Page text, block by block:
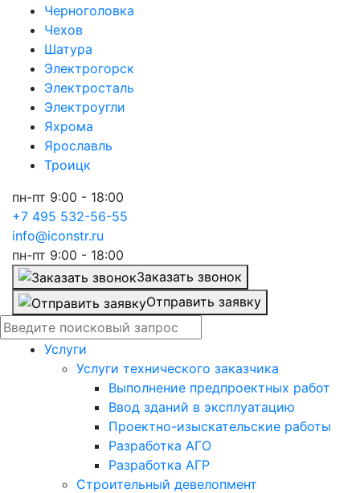
Черноголовка
Чехов
Шатура
Электрогорск
Электросталь
Электроугли
Яхрома
Ярославль
Троицк
пн-пт 9:00 - 18:00
+7 495 532-56-55
info@iconstr.ru
пн-пт 9:00 - 18:00
Заказать звонок
Отправить заявку
Услуги
Услуги технического заказчика
Выполнение предпроектных работ
Ввод зданий в эксплуатацию
Проектно-изыскательские работы
Разработка АГО
Разработка АГР
Строительный девелопмент